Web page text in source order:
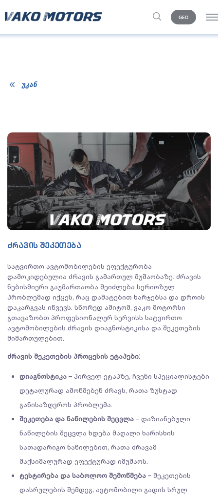
GEO
უკან
ძრავის შეკეთება
სატვირთო ავტომობილების ეფექტურობა
დამოკიდებულია ძრავის გამართულ მუშაობაზე. ძრავის
ნებისმიერი გაუმართაობა შეიძლება სერიოზულ
პრობლემად იქცეს, რაც დამატებით ხარჯებსა და დროის
დაკარგვას იწვევს. სწორედ ამიტომ, ვაკო მოტორსი
გთავაზობთ პროფესიონალურ სერვისს სატვირთო
ავტომობილების ძრავის დიაგნოსტიკისა და შეკეთების
მიმართულებით.
ძრავის შეკეთების პროცესის ეტაპები:
დიაგნოსტიკა – პირველ ეტაპზე, ჩვენი სპეციალისტები
დეტალურად ამოწმებენ ძრავს, რათა ზუსტად
განისაზღვროს პრობლემა.
შეკეთება და ნაწილების შეცვლა – დაზიანებული
ნაწილების შეცვლა ხდება მაღალი ხარისხის
სათადარიგო ნაწილებით, რათა ძრავამ
მაქსიმალურად ეფექტურად იმუშაოს.
ტესტირება და საბოლოო შემოწმება – შეკეთების
დასრულების შემდეგ, ავტომობილი გადის სრულ